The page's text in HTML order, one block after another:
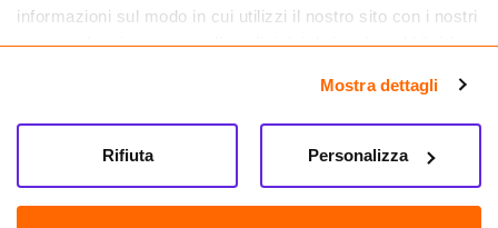
informazioni sul modo in cui utilizzi il nostro sito con i nostri
partner che si occupano di analisi dei dati web, pubblicità e
informazioni che hai fornito loro o che hanno raccolto dal
tuo utilizzo dei loro servizi.
Mostra dettagli
Personalizza
Rifiuta
Farma.it S.a.s. P. IVA 07417261216 REA: NA-884088
CREDITS